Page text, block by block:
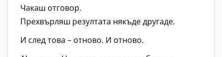
Чакаш отговор.
Прехвърляш резултата някъде другаде.
И след това – отново. И отново.